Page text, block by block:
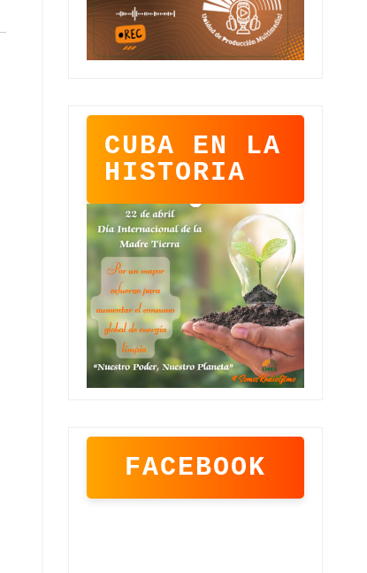
CUBA EN LA
HISTORIA
FACEBOOK